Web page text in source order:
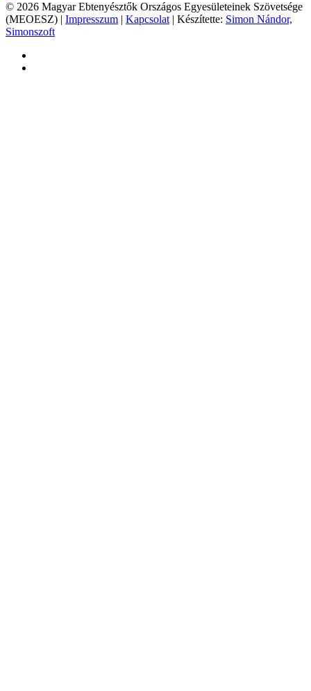
© 2026 Magyar Ebtenyésztők Országos Egyesületeinek Szövetsége
(MEOESZ) | Impresszum | Kapcsolat | Készítette: Simon Nándor,
Simonszoft